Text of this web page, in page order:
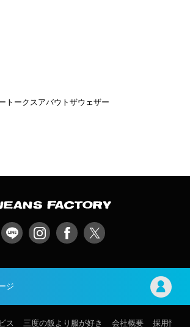
トークスアバウトザウェザー
ジ
ス 三度の飯より服が好き 会社概要 採用情報